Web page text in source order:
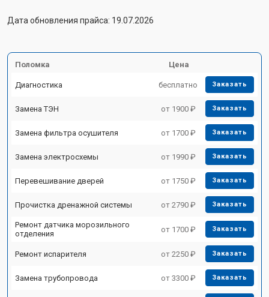
Дата обновления прайса: 19.07.2026
Поломка Цена
Диагностика бесплатно Заказать
Замена ТЭН от 1900 ₽ Заказать
Замена фильтра осушителя от 1700 ₽ Заказать
Замена электросхемы от 1990 ₽ Заказать
Перевешивание дверей от 1750 ₽ Заказать
Прочистка дренажной системы от 2790 ₽ Заказать
Ремонт датчика морозильного
отделения
от 1700 ₽ Заказать
Ремонт испарителя от 2250 ₽ Заказать
Замена трубопровода от 3300 ₽ Заказать